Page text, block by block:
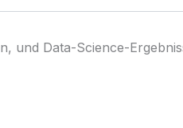
und Data-Science-